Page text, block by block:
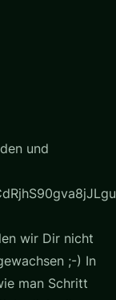
und
wir Dir nicht
;-) In
man Schritt